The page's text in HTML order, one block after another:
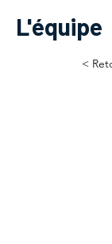
L'équipe
<